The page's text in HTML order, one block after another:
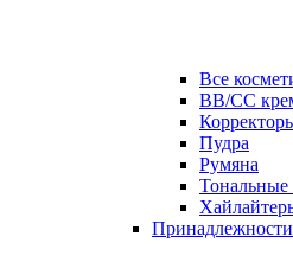
Все
ВВ/СС
Пудра
Румяна
Тональные